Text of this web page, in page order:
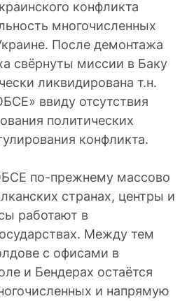
конфликта
многочисленных
После демонтажа
свёрнуты миссии в Баку
ликвидирована т.н.
ввиду отсутствия
политических
конфликта.
по-прежнему массово
странах, центры и
работают в
Между тем
с офисами в
и Бендерах остаётся
и напрямую